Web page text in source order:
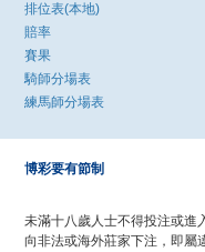
排位表(本地)
賠率
賽果
騎師分場表
練馬師分場表
博彩要有節制
未滿十八歲人士不得投注或進
向非法或海外莊家下注，即屬